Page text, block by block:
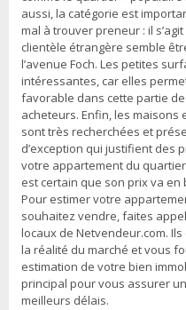
aussi, la catégorie est
mal à trouver preneur : il
clientèle étrangère semble
l’avenue Foch. Les petites
intéressantes, car elles
favorable dans cette partie
acheteurs. Enfin, les maisons
sont très recherchées et
d’exception qui justifient des
votre appartement du
est certain que son prix va
Pour estimer votre
souhaitez vendre, faites
locaux de Netvendeur.com.
la réalité du marché et vous
estimation de votre bien
principal pour vous assurer
meilleurs délais.